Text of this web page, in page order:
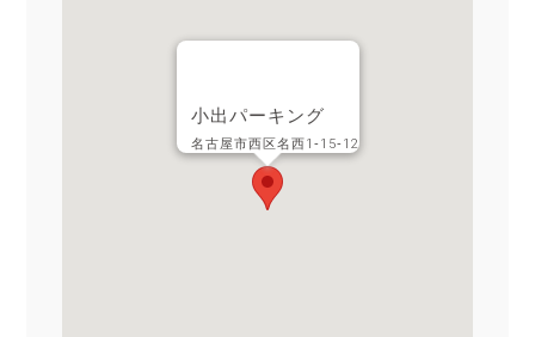
小出パーキング
名古屋市西区名西1‐15‐12